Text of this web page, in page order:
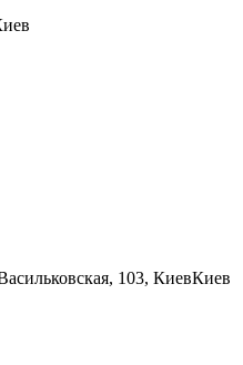
103, КиевКиев